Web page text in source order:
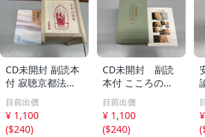
CD未開封 副読本
付 寂聴京都法話
集 ユーキャン
目前出價
¥ 1,100
($240)
CD未開封 副読
本付 こころの
扉 河合隼雄講話
集
目前出價
¥ 1,100
($240)
(